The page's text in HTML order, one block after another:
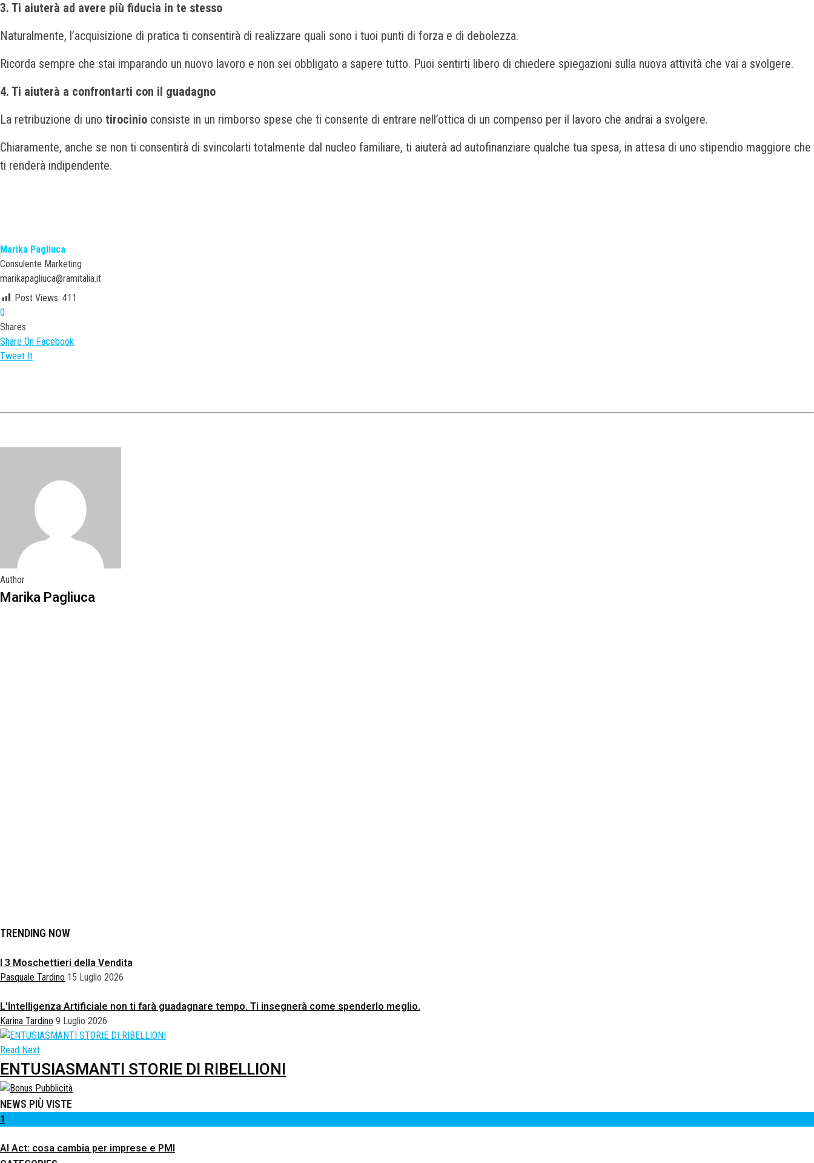
3. Ti aiuterà ad avere più fiducia in te stesso
Naturalmente, l’acquisizione di pratica ti consentirà di realizzare quali sono i tuoi punti di forza e di debolezza.
Ricorda sempre che stai imparando un nuovo lavoro e non sei obbligato a sapere tutto. Puoi sentirti libero di chiedere spiegazioni sulla nuova attività che vai a svolgere.
4. Ti aiuterà a confrontarti con il guadagno
La retribuzione di uno tirocinio consiste in un rimborso spese che ti consente di entrare nell’ottica di un compenso per il lavoro che andrai a svolgere.
Chiaramente, anche se non ti consentirà di svincolarti totalmente dal nucleo familiare, ti aiuterà ad autofinanziare qualche tua spesa, in attesa di uno stipendio maggiore che
ti renderà indipendente.
Marika Pagliuca
Consulente Marketing
marikapagliuca@ramitalia.it
Post Views: 411
0
Shares
Share On Facebook
Tweet It
Author
Marika Pagliuca
TRENDING NOW
I 3 Moschettieri della Vendita
Pasquale Tardino 15 Luglio 2026
L'Intelligenza Artificiale non ti farà guadagnare tempo. Ti insegnerà come spenderlo meglio.
Karina Tardino 9 Luglio 2026
Read Next
ENTUSIASMANTI STORIE DI RIBELLIONI
NEWS PIÙ VISTE
1
AI Act: cosa cambia per imprese e PMI